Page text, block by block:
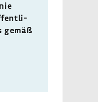
gemäß